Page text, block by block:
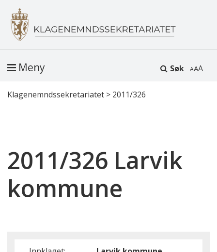
Søk A
Meny
Klagenemndssekretariatet > 2011/326
2011/326 Larvik
kommune